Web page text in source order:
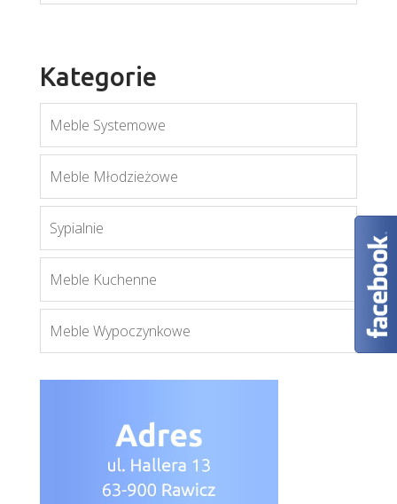
Więcej
Kategorie
Meble Systemowe
Meble Młodzieżowe
Sypialnie
Meble Kuchenne
Meble Wypoczynkowe